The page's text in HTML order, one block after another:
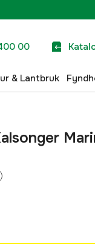
00
& Lantbruk